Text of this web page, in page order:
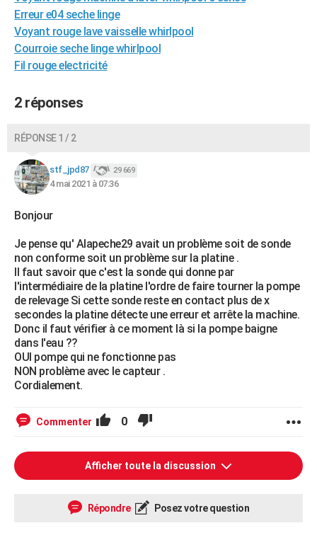
Erreur e04 seche linge
Voyant rouge lave vaisselle whirlpool
Courroie seche linge whirlpool
Fil rouge electricité
2 réponses
RÉPONSE 1 / 2
stf_jpd87 29 669
4 mai 2021 à 07:36
Bonjour
Je pense qu' Alapeche29 avait un problème soit de sonde
non conforme soit un problème sur la platine .
Il faut savoir que c'est la sonde qui donne par
l'intermédiaire de la platine l'ordre de faire tourner la pompe
de relevage Si cette sonde reste en contact plus de x
secondes la platine détecte une erreur et arrête la machine.
Donc il faut vérifier à ce moment là si la pompe baigne
dans l'eau ??
OUI pompe qui ne fonctionne pas
NON problème avec le capteur .
Cordialement.
Commenter 0
Afficher toute la discussion
Répondre Posez votre question